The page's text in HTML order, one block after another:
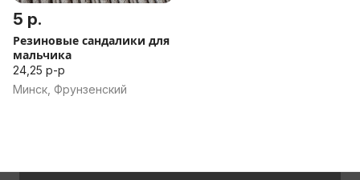
5 р.
Резиновые сандалики для
мальчика
24,25 р-р
Минск, Фрунзенский